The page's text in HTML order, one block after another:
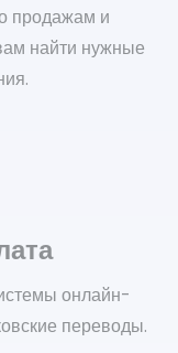
продажам и
найти нужные
онлайн-
переводы.